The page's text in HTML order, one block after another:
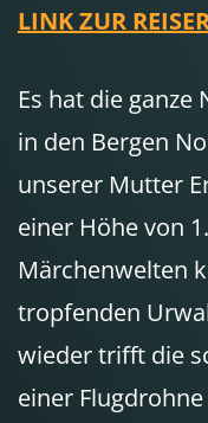
LINK ZUR
Es hat die
in den Bergen
unserer Mutter
einer Höhe von
Märchenwelten
tropfenden
wieder trifft die
einer